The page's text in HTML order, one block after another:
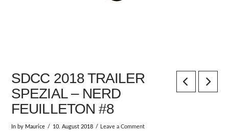
SDCC 2018 TRAILER
SPEZIAL – NERD
FEUILLETON #8
In by Maurice 10. August 2018 Leave a Comment